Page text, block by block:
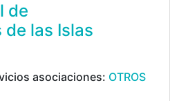
de
las Islas
asociaciones: OTROS